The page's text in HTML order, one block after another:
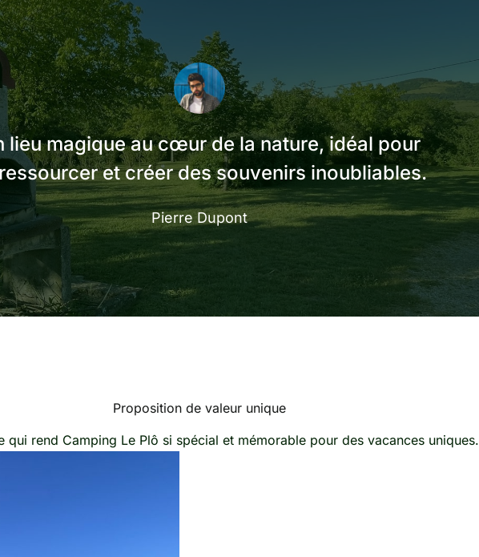
lieu magique au cœur de la nature, idéal pour
et créer des souvenirs inoubliables.
Pierre Dupont
Proposition de valeur unique
qui rend Camping Le Plô si spécial et mémorable pour des vacances uniques.